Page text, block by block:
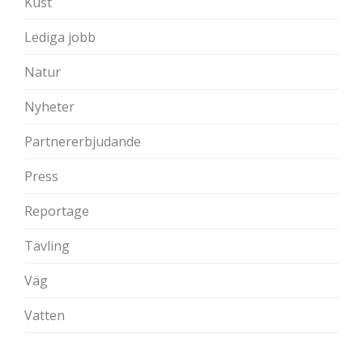
Lediga jobb
Natur
Nyheter
Partnererbjudande
Press
Reportage
Tävling
Väg
Vatten